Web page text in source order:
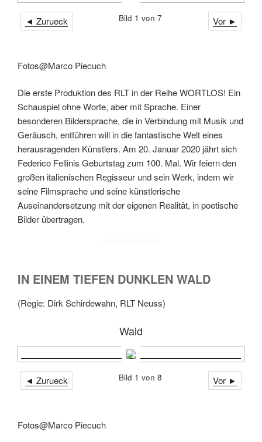
◄ Zurueck Vor ►
Bild 1 von 7
Fotos@Marco Piecuch
Die erste Produktion des RLT in der Reihe WORTLOS! Ein
Schauspiel ohne Worte, aber mit Sprache. Einer
besonderen Bildersprache, die in Verbindung mit Musik und
Geräusch, entführen will in die fantastische Welt eines
herausragenden Künstlers. Am 20. Januar 2020 jährt sich
Federico Fellinis Geburtstag zum 100. Mal. Wir feiern den
großen italienischen Regisseur und sein Werk, indem wir
seine Filmsprache und seine künstlerische
Auseinandersetzung mit der eigenen Realität, in poetische
Bilder übertragen.
IN EINEM TIEFEN DUNKLEN WALD
(Regie: Dirk Schirdewahn, RLT Neuss)
Wald
◄ Zurueck Vor ►
Bild 1 von 8
Fotos@Marco Piecuch